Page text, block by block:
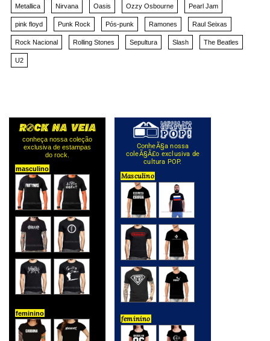
Metallica Nirvana Oasis Ozzy Osbourne Pearl Jam
pink floyd Punk Rock Pós-punk Ramones Raul Seixas
Rock Nacional Rolling Stones Sepultura Slash The Beatles
U2